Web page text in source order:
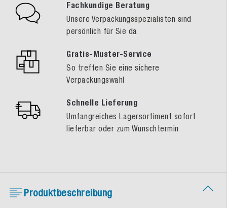
Fachkundige Beratung
Unsere Verpackungsspezialisten sind
persönlich für Sie da
Gratis-Muster-Service
So treffen Sie eine sichere
Verpackungswahl
Schnelle Lieferung
Umfangreiches Lagersortiment sofort
lieferbar oder zum Wunschtermin
Produktbeschreibung